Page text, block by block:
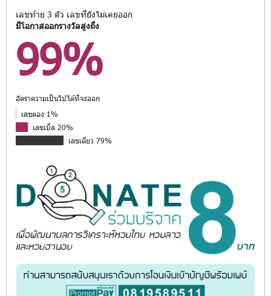
เลขท้าย 3 ตัว เลขที่ยังไม่เคยออก
มีโอกาสออกรางวัลสูงถึง
99%
อัตราความเป็นไปได้ที่จะออก
เลขตอง 1%
เลขเบิ้ล 20%
เลขเดี่ยว 79%